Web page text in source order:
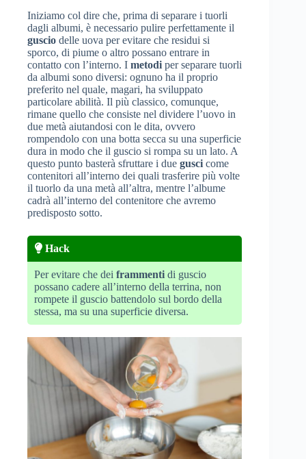
Iniziamo col dire che, prima di separare i tuorli
dagli albumi, è necessario pulire perfettamente il
guscio delle uova per evitare che residui si
sporco, di piume o altro possano entrare in
contatto con l’interno. I metodi per separare tuorli
da albumi sono diversi: ognuno ha il proprio
preferito nel quale, magari, ha sviluppato
particolare abilità. Il più classico, comunque,
rimane quello che consiste nel dividere l’uovo in
due metà aiutandosi con le dita, ovvero
rompendolo con una botta secca su una superficie
dura in modo che il guscio si rompa su un lato. A
questo punto basterà sfruttare i due gusci come
contenitori all’interno dei quali trasferire più volte
il tuorlo da una metà all’altra, mentre l’albume
cadrà all’interno del contenitore che avremo
predisposto sotto.
Hack
Per evitare che dei frammenti di guscio
possano cadere all’interno della terrina, non
rompete il guscio battendolo sul bordo della
stessa, ma su una superficie diversa.